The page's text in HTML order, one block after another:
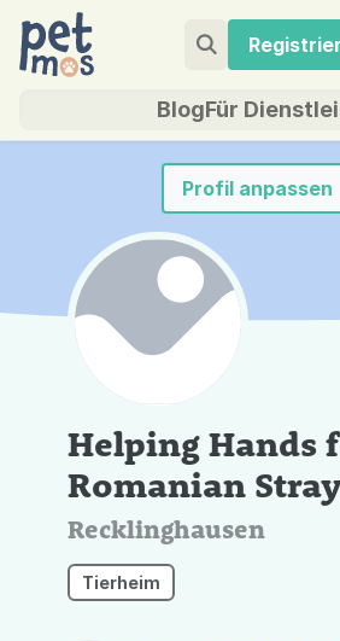
BlogFür
Profil anpassen
Helping Hands
Romanian
Recklinghausen
Tierheim